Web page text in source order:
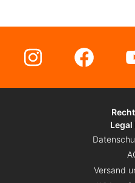
Legal
Versand